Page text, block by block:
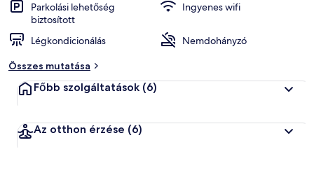
Parkolási lehetőség
biztosított
Ingyenes wifi
Légkondicionálás
Nemdohányzó
Összes mutatása
Főbb szolgáltatások (6)
Az otthon érzése (6)